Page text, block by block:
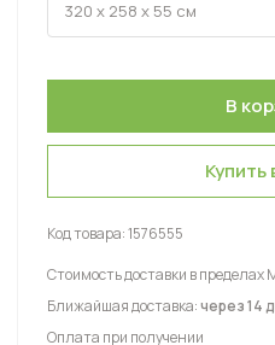
Купить
Код товара:1576555
Стоимость доставки в пределах
Ближайшая доставка:через 14
Оплата при получении